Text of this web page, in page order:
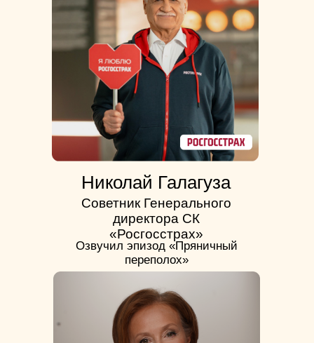
Николай Галагуза
Советник Генерального
директора СК
«Росгосстрах»
Озвучил эпизод «Пряничный
переполох»